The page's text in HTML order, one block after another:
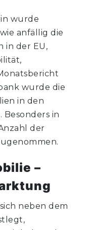
wurde
anfällig die
in der EU,
wurde die
in den
in
der
–
neben dem